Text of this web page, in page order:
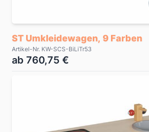
ST Umkleidewagen, 9 Farben
Artikel-Nr. KW-SCS-BiLiTr53
ab 760,75 €